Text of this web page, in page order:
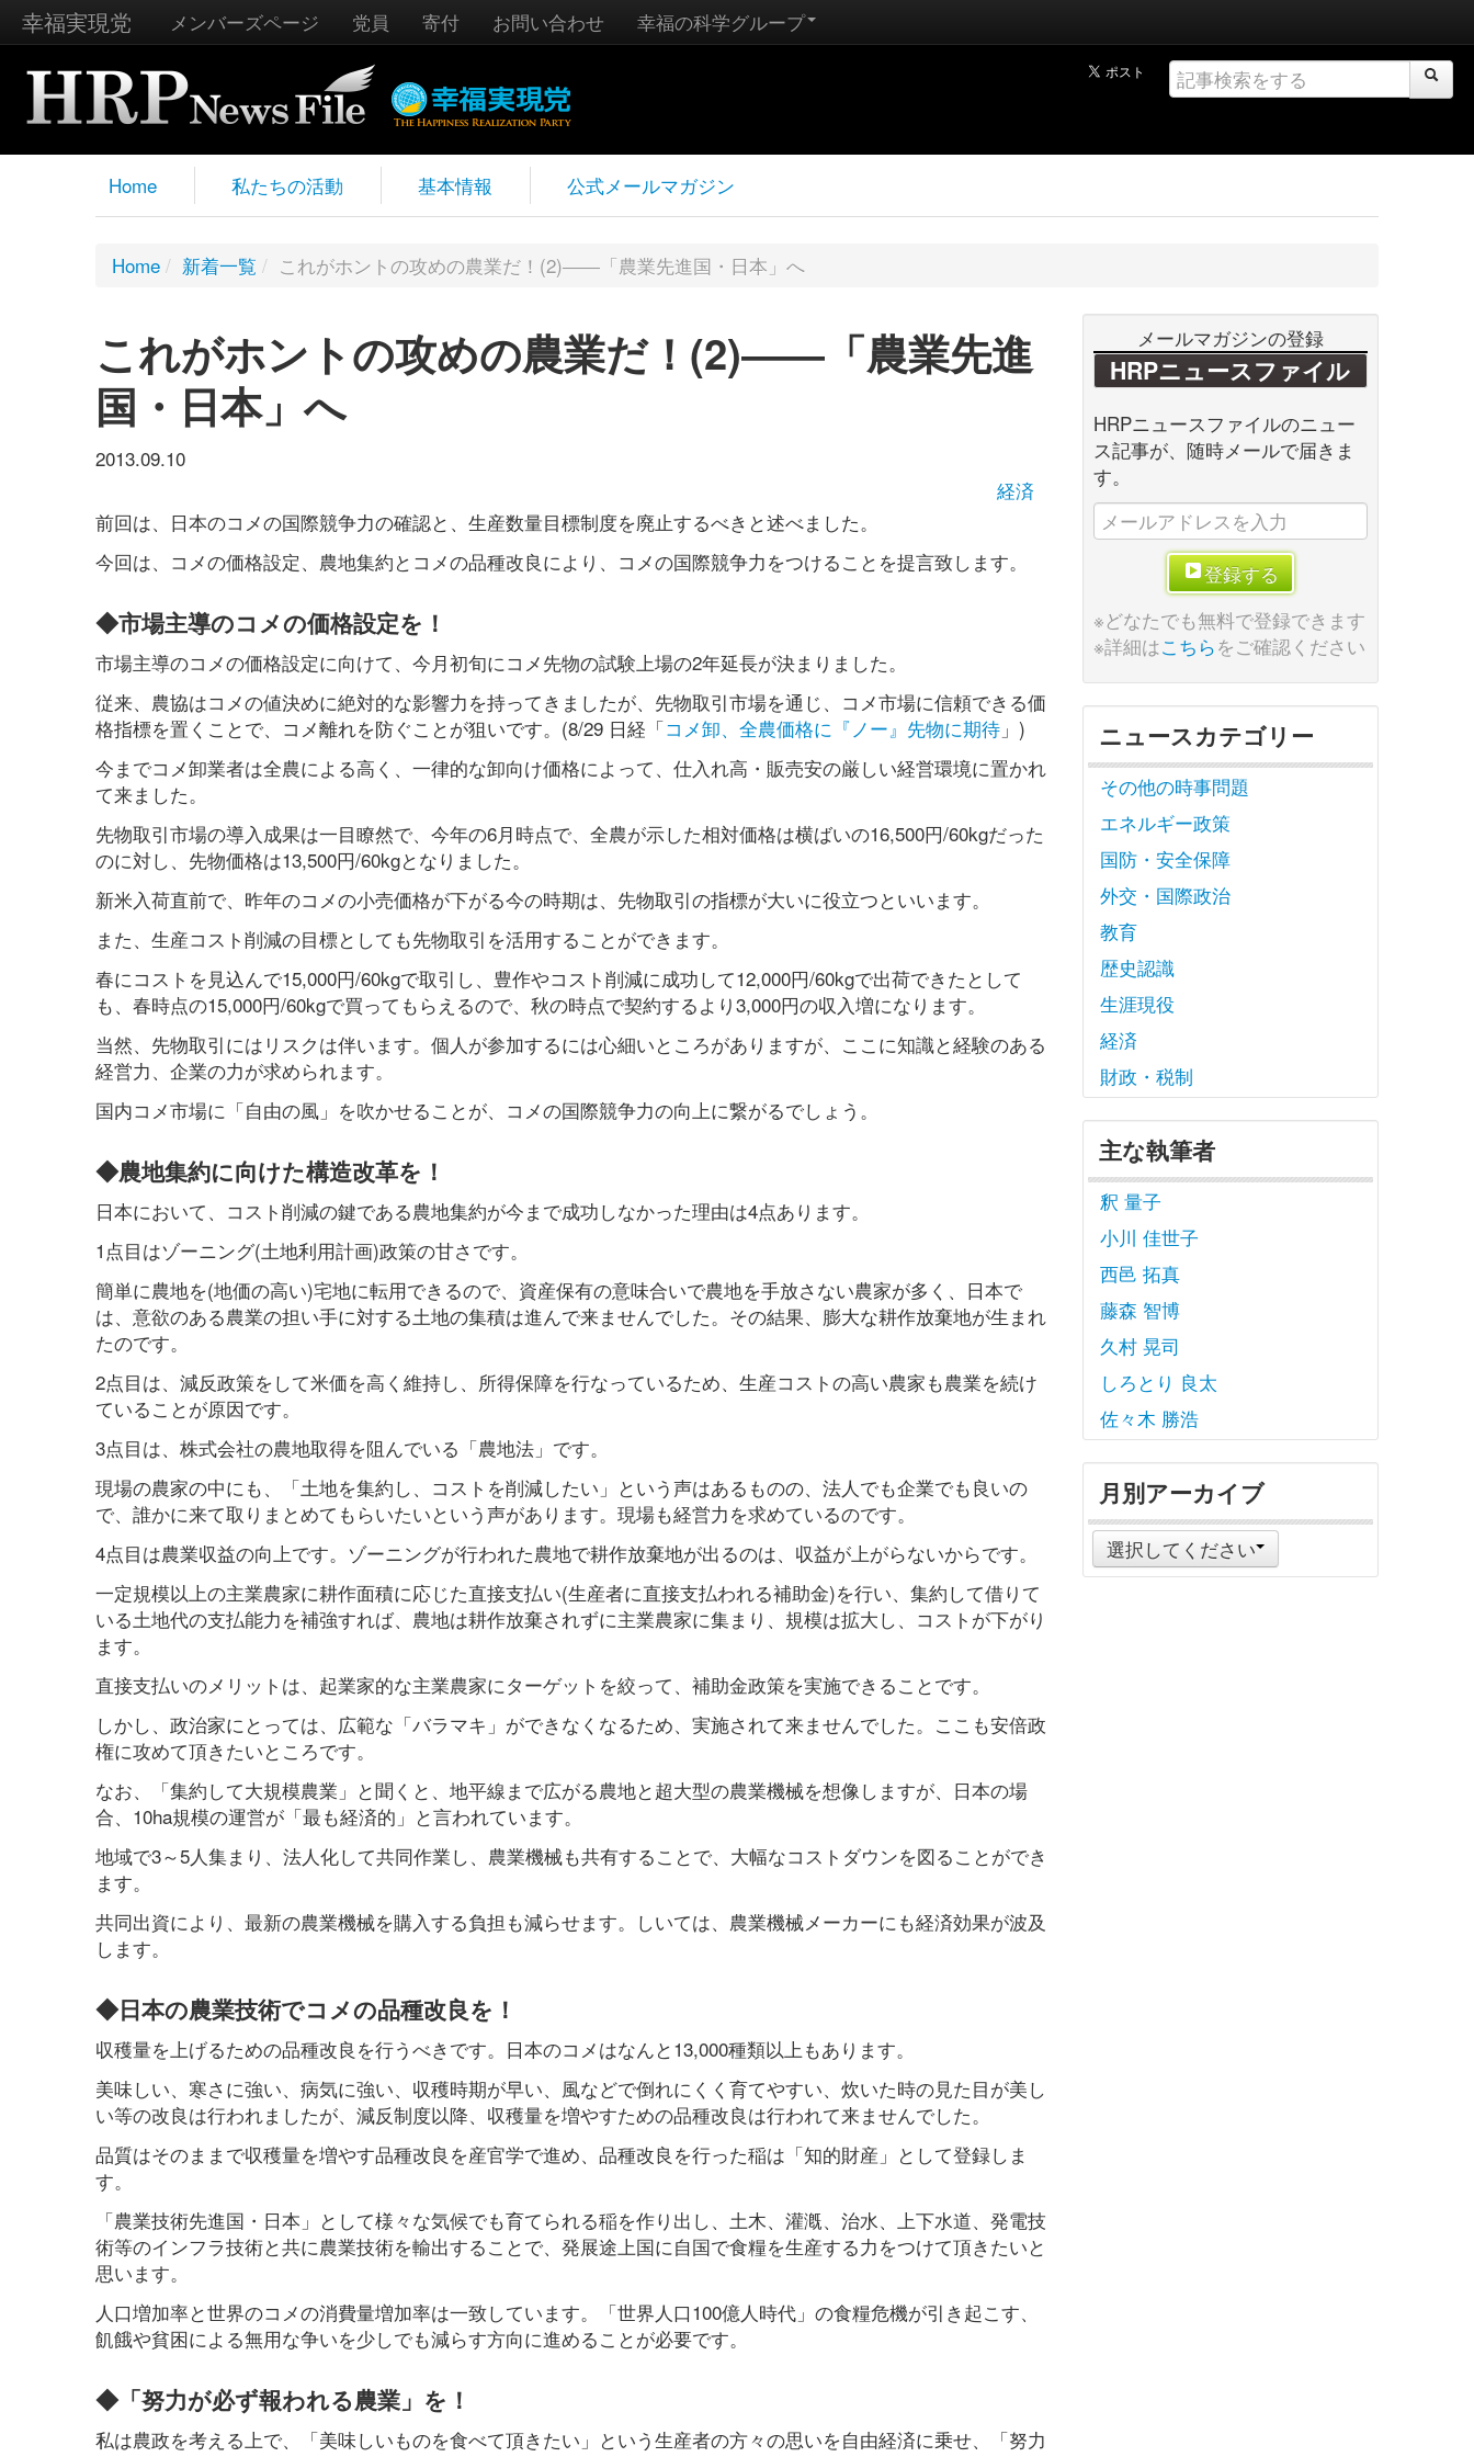
幸福実現党 メンバーズページ 党員 寄付 お問い合わせ 幸福の科学グループ
Home 私たちの活動 基本情報 公式メールマガジン
Home / 新着一覧 / これがホントの攻めの農業だ！(2)――「農業先進国・日本」へ
これがホントの攻めの農業だ！(2)――「農業先進
国・日本」へ
2013.09.10
経済
前回は、日本のコメの国際競争力の確認と、生産数量目標制度を廃止するべきと述べました。
今回は、コメの価格設定、農地集約とコメの品種改良により、コメの国際競争力をつけることを提言致します。
◆市場主導のコメの価格設定を！
市場主導のコメの価格設定に向けて、今月初旬にコメ先物の試験上場の2年延長が決まりました。
従来、農協はコメの値決めに絶対的な影響力を持ってきましたが、先物取引市場を通じ、コメ市場に信頼できる価
格指標を置くことで、コメ離れを防ぐことが狙いです。(8/29 日経「コメ卸、全農価格に『ノー』先物に期待 」)
今までコメ卸業者は全農による高く、一律的な卸向け価格によって、仕入れ高・販売安の厳しい経営環境に置かれ
て来ました。
先物取引市場の導入成果は一目瞭然で、今年の6月時点で、全農が示した相対価格は横ばいの16,500円/60kgだった
のに対し、先物価格は13,500円/60kgとなりました。
新米入荷直前で、昨年のコメの小売価格が下がる今の時期は、先物取引の指標が大いに役立つといいます。
また、生産コスト削減の目標としても先物取引を活用することができます。
春にコストを見込んで15,000円/60kgで取引し、豊作やコスト削減に成功して12,000円/60kgで出荷できたとして
も、春時点の15,000円/60kgで買ってもらえるので、秋の時点で契約するより3,000円の収入増になります。
当然、先物取引にはリスクは伴います。個人が参加するには心細いところがありますが、ここに知識と経験のある
経営力、企業の力が求められます。
国内コメ市場に「自由の風」を吹かせることが、コメの国際競争力の向上に繋がるでしょう。
◆農地集約に向けた構造改革を！
日本において、コスト削減の鍵である農地集約が今まで成功しなかった理由は4点あります。
1点目はゾーニング(土地利用計画)政策の甘さです。
簡単に農地を(地価の高い)宅地に転用できるので、資産保有の意味合いで農地を手放さない農家が多く、日本で
は、意欲のある農業の担い手に対する土地の集積は進んで来ませんでした。その結果、膨大な耕作放棄地が生まれ
たのです。
2点目は、減反政策をして米価を高く維持し、所得保障を行なっているため、生産コストの高い農家も農業を続け
ていることが原因です。
3点目は、株式会社の農地取得を阻んでいる「農地法」です。
現場の農家の中にも、「土地を集約し、コストを削減したい」という声はあるものの、法人でも企業でも良いの
で、誰かに来て取りまとめてもらいたいという声があります。現場も経営力を求めているのです。
4点目は農業収益の向上です。ゾーニングが行われた農地で耕作放棄地が出るのは、収益が上がらないからです。
一定規模以上の主業農家に耕作面積に応じた直接支払い(生産者に直接支払われる補助金)を行い、集約して借りて
いる土地代の支払能力を補強すれば、農地は耕作放棄されずに主業農家に集まり、規模は拡大し、コストが下がり
ます。
直接支払いのメリットは、起業家的な主業農家にターゲットを絞って、補助金政策を実施できることです。
しかし、政治家にとっては、広範な「バラマキ」ができなくなるため、実施されて来ませんでした。ここも安倍政
権に攻めて頂きたいところです。
なお、「集約して大規模農業」と聞くと、地平線まで広がる農地と超大型の農業機械を想像しますが、日本の場
合、10ha規模の運営が「最も経済的」と言われています。
地域で3～5人集まり、法人化して共同作業し、農業機械も共有することで、大幅なコストダウンを図ることができ
ます。
共同出資により、最新の農業機械を購入する負担も減らせます。しいては、農業機械メーカーにも経済効果が波及
します。
◆日本の農業技術でコメの品種改良を！
収穫量を上げるための品種改良を行うべきです。日本のコメはなんと13,000種類以上もあります。
美味しい、寒さに強い、病気に強い、収穫時期が早い、風などで倒れにくく育てやすい、炊いた時の見た目が美し
い等の改良は行われましたが、減反制度以降、収穫量を増やすための品種改良は行われて来ませんでした。
品質はそのままで収穫量を増やす品種改良を産官学で進め、品種改良を行った稲は「知的財産」として登録しま
す。
「農業技術先進国・日本」として様々な気候でも育てられる稲を作り出し、土木、灌漑、治水、上下水道、発電技
術等のインフラ技術と共に農業技術を輸出することで、発展途上国に自国で食糧を生産する力をつけて頂きたいと
思います。
人口増加率と世界のコメの消費量増加率は一致しています。「世界人口100億人時代」の食糧危機が引き起こす、
飢餓や貧困による無用な争いを少しでも減らす方向に進めることが必要です。
◆「努力が必ず報われる農業」を！
私は農政を考える上で、「美味しいものを食べて頂きたい」という生産者の方々の思いを自由経済に乗せ、「努力
メールマガジンの登録
HRPニュースファイル
HRPニュースファイルのニュー
ス記事が、随時メールで届きま
す。
登録する
※どなたでも無料で登録できます
※詳細はこちらをご確認ください
ニュースカテゴリー
その他の時事問題
エネルギー政策
国防・安全保障
外交・国際政治
教育
歴史認識
生涯現役
経済
財政・税制
主な執筆者
釈 量子
小川 佳世子
西邑 拓真
藤森 智博
久村 晃司
しろとり 良太
佐々木 勝浩
月別アーカイブ
選択してください